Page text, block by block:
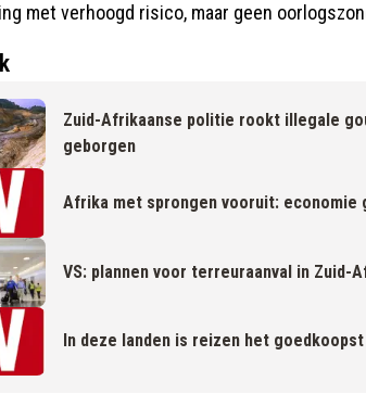
met verhoogd risico, maar geen
Zuid-Afrikaanse politie rookt illegale
geborgen
Afrika met sprongen vooruit:
VS: plannen voor terreuraanval in Zuid-
In deze landen is reizen het goedkoopst